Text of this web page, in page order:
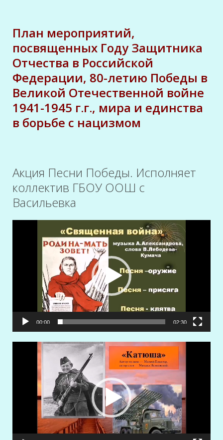
План мероприятий,
посвященных Году Защитника
Отчества в Российской
Федерации, 80-летию Победы в
Великой Отечественной войне
1941-1945 г.г., мира и единства
в борьбе с нацизмом
Акция Песни Победы. Исполняет
коллектив ГБОУ ООШ с
Васильевка
00:00 02:30
Видеоплеер